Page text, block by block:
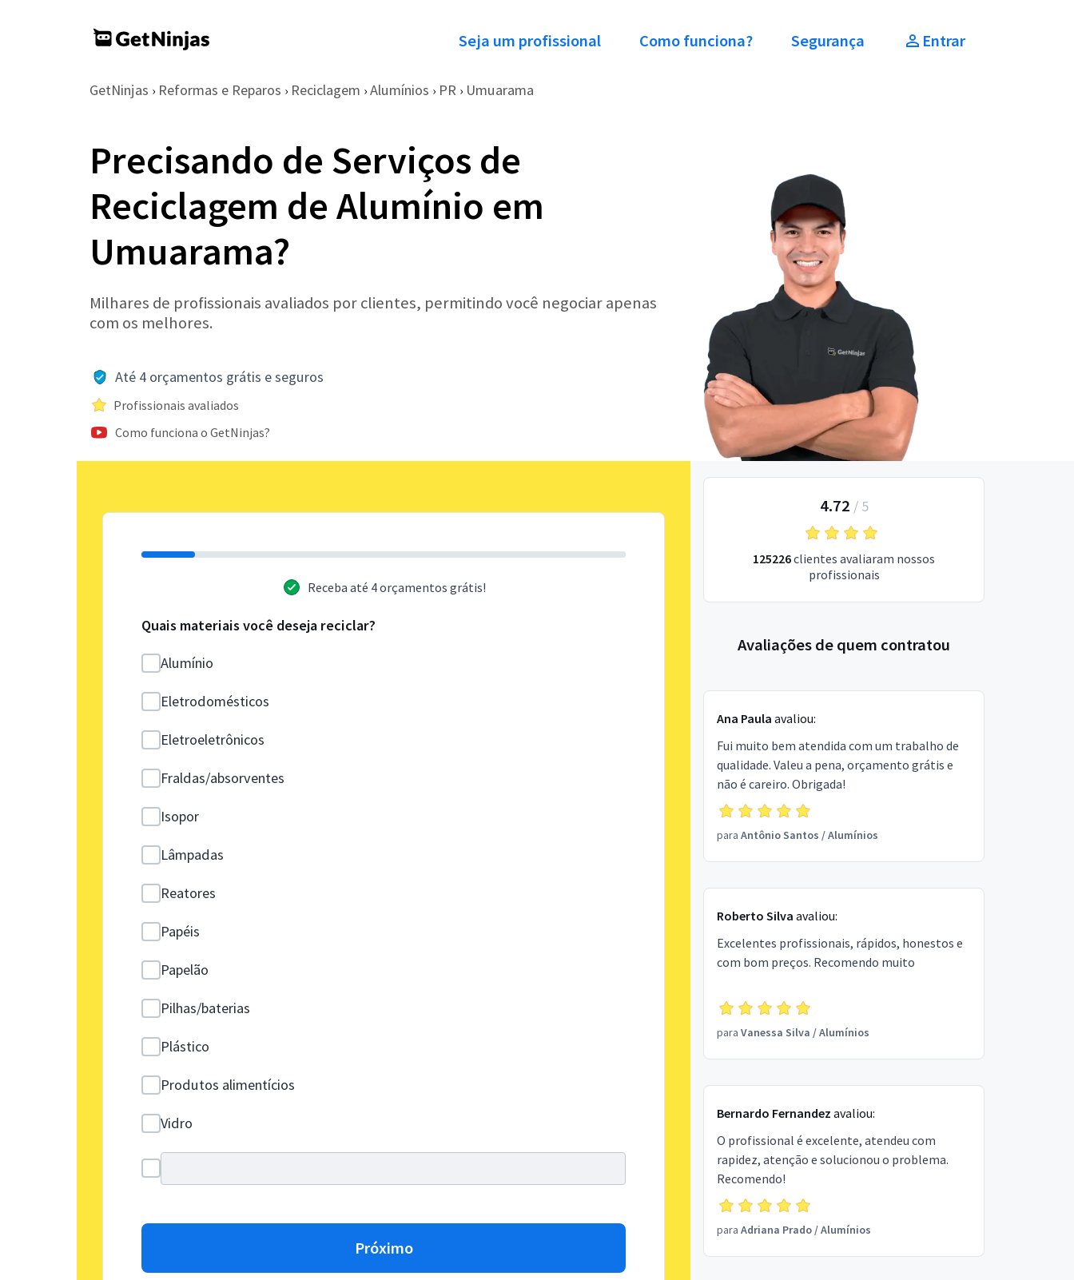
Seja um profissional Como funciona? Segurança Entrar
GetNinjas › Reformas e Reparos › Reciclagem › Alumínios › PR › Umuarama
Precisando de Serviços de
Reciclagem de Alumínio em
Umuarama?
Milhares de profissionais avaliados por clientes, permitindo você negociar apenas
com os melhores.
Até 4 orçamentos grátis e seguros
Profissionais avaliados
Como funciona o GetNinjas?
Receba até 4 orçamentos grátis!
Quais materiais você deseja reciclar?
Alumínio
Eletrodomésticos
Eletroeletrônicos
Fraldas/absorventes
Isopor
Lâmpadas
Reatores
Papéis
Papelão
Pilhas/baterias
Plástico
Produtos alimentícios
Vidro
Próximo
4.72 / 5
125226clientes avaliaram nossos
profissionais
Avaliações de quem contratou
Ana Paula avaliou:
Fui muito bem atendida com um trabalho de
qualidade. Valeu a pena, orçamento grátis e
não é careiro. Obrigada!
para Antônio Santos /Alumínios
Roberto Silva avaliou:
Excelentes profissionais, rápidos, honestos e
com bom preços. Recomendo muito
para Vanessa Silva /Alumínios
Bernardo Fernandez avaliou:
O profissional é excelente, atendeu com
rapidez, atenção e solucionou o problema.
Recomendo!
para Adriana Prado/Alumínios